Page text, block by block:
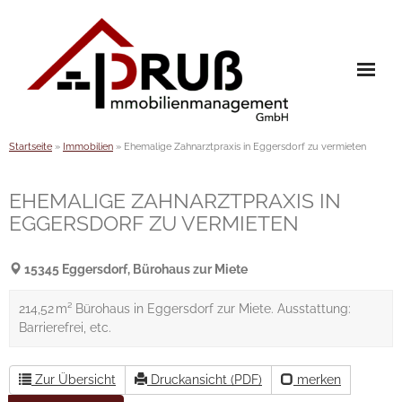
Home
Immobilien
Leistungen
Referenzen
- Verwaltung
- Verkauf
Team
Startseite » Immobilien » Ehemalige Zahnarztpraxis in Eggersdorf zu vermieten
EHEMALIGE ZAHNARZTPRAXIS IN
EGGERSDORF ZU VERMIETEN
15345 Eggersdorf, Bürohaus zur Miete
214,52 m² Bürohaus in Eggersdorf zur Miete. Ausstattung:
Barrierefrei, etc.
Zur Übersicht Druckansicht (PDF) merken